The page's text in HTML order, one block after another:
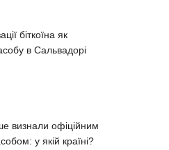
біткоїна як
в Сальвадорі
визнали офіційним
у якій країні?